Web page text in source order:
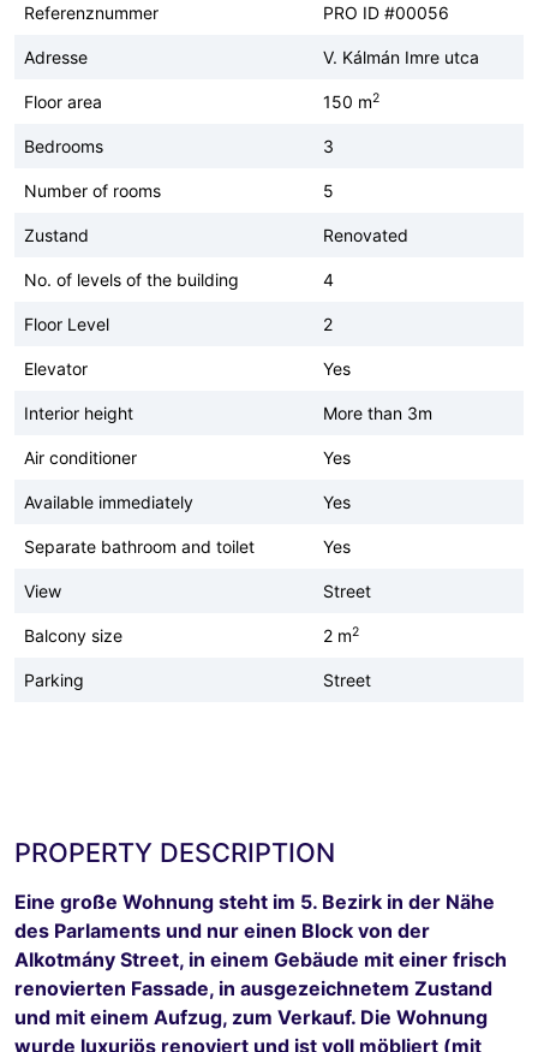
Referenznummer
PRO ID #00056
Adresse V. Kálmán Imre utca
Floor area 150 m2
Bedrooms 3
Number of rooms 5
Zustand Renovated
No. of levels of the building 4
Floor Level 2
Elevator Yes
Interior height More than 3m
Air conditioner Yes
Available immediately Yes
Separate bathroom and toilet Yes
View Street
Balcony size 2 m2
Parking Street
PROPERTY DESCRIPTION
Eine große Wohnung steht im 5. Bezirk in der Nähe
des Parlaments und nur einen Block von der
Alkotmány Street, in einem Gebäude mit einer frisch
renovierten Fassade, in ausgezeichnetem Zustand
und mit einem Aufzug, zum Verkauf. Die Wohnung
wurde luxuriös renoviert und ist voll möbliert (mit